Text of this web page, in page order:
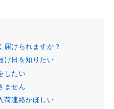
届けられますか？
け日を知りたい
したい
ません
荷連絡がほしい